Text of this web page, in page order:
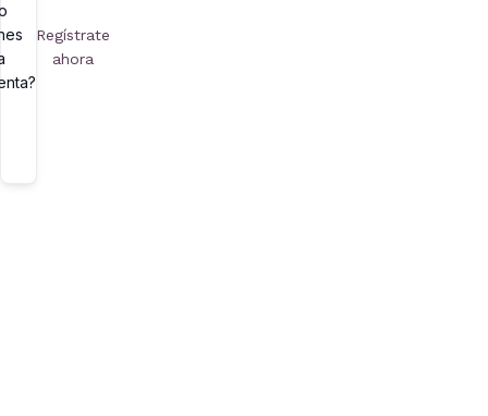
Regístrate
ahora